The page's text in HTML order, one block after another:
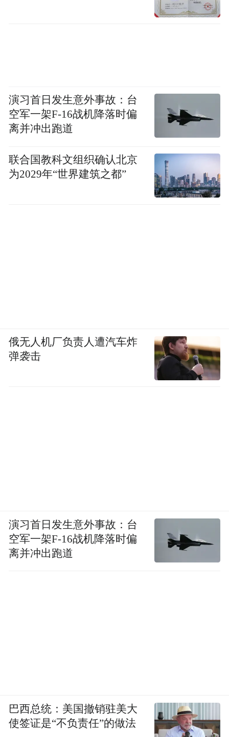
演习首日发生意外事故：台
空军一架F-16战机降落时偏
离并冲出跑道
联合国教科文组织确认北京
为2029年“世界建筑之都”
俄无人机厂负责人遭汽车炸
弹袭击
演习首日发生意外事故：台
空军一架F-16战机降落时偏
离并冲出跑道
巴西总统：美国撤销驻美大
使签证是“不负责任”的做法